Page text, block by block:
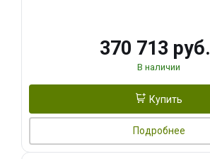
370 713 руб.
В наличии
Купить
Подробнее